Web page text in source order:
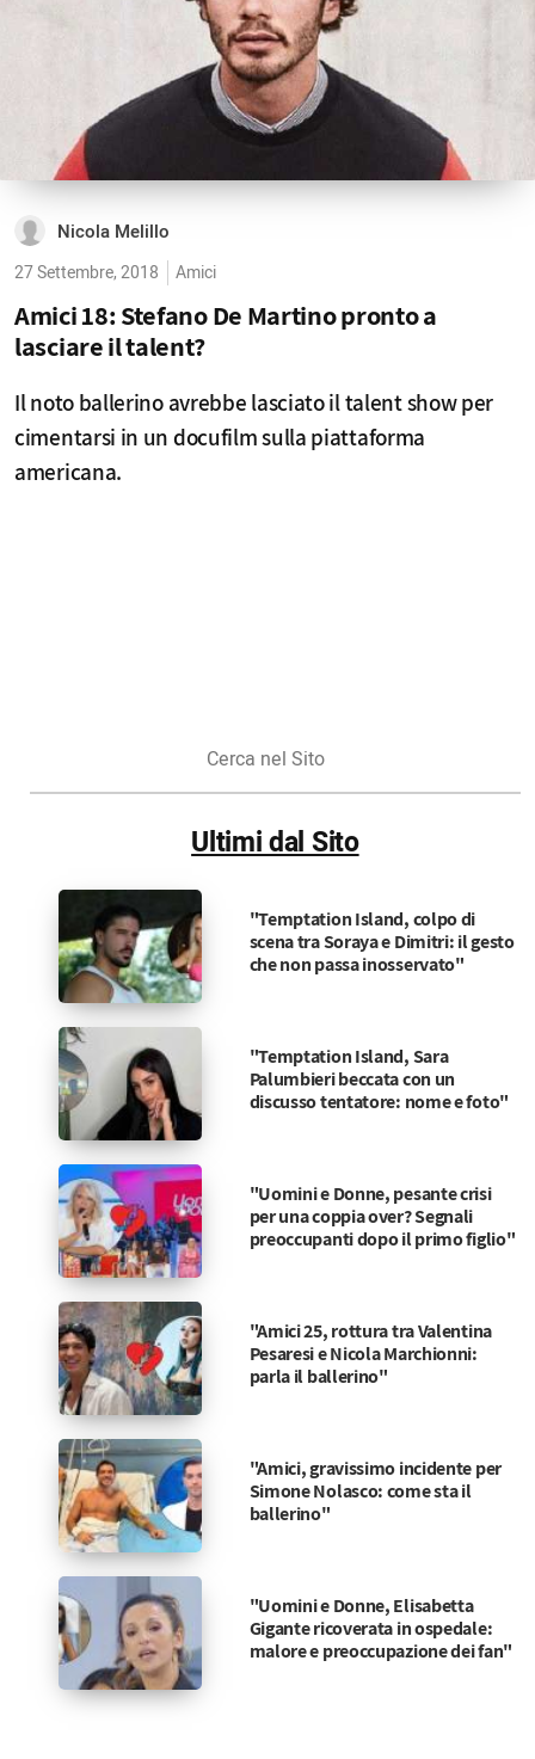
Nicola Melillo
27 Settembre, 2018 Amici
Amici 18: Stefano De Martino pronto a
lasciare il talent?
Il noto ballerino avrebbe lasciato il talent show per
cimentarsi in un docufilm sulla piattaforma
americana.
Sito
Ultimi dal Sito
"Temptation Island, colpo di
scena tra Soraya e Dimitri: il gesto
che non passa inosservato"
"Temptation Island, Sara
Palumbieri beccata con un
discusso tentatore: nome e foto"
"Uomini e Donne, pesante crisi
per una coppia over? Segnali
preoccupanti dopo il primo figlio"
"Amici 25, rottura tra Valentina
Pesaresi e Nicola Marchionni:
parla il ballerino"
"Amici, gravissimo incidente per
Simone Nolasco: come sta il
ballerino"
"Uomini e Donne, Elisabetta
Gigante ricoverata in ospedale:
malore e preoccupazione dei fan"